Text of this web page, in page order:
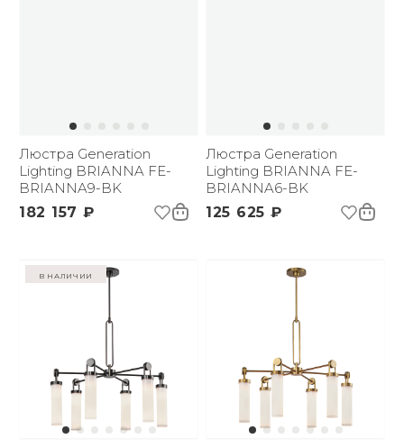
Люстра Generation
Lighting BRIANNA FE-
BRIANNA9-BK
182 157 ₽
Люстра Generation
Lighting BRIANNA FE-
BRIANNA6-BK
125 625 ₽
в наличии